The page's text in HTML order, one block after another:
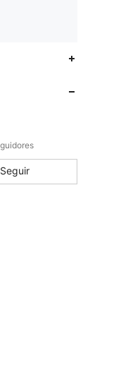
Seguir